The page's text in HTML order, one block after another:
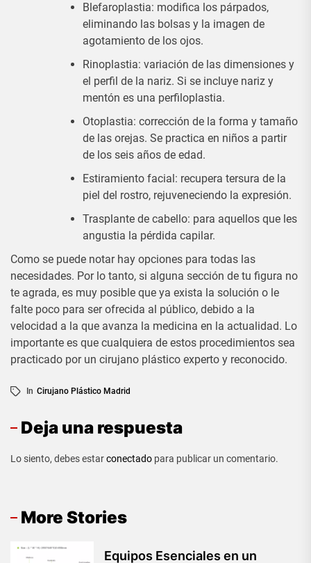
Blefaroplastia: modifica los párpados,
eliminando las bolsas y la imagen de
agotamiento de los ojos.
Rinoplastia: variación de las dimensiones y
el perfil de la nariz. Si se incluye nariz y
mentón es una perfiloplastia.
Otoplastia: corrección de la forma y tamaño
de las orejas. Se practica en niños a partir
de los seis años de edad.
Estiramiento facial: recupera tersura de la
piel del rostro, rejuveneciendo la expresión.
Trasplante de cabello: para aquellos que les
angustia la pérdida capilar.
Como se puede notar hay opciones para todas las
necesidades. Por lo tanto, si alguna sección de tu figura no
te agrada, es muy posible que ya exista la solución o le
falte poco para ser ofrecida al público, debido a la
velocidad a la que avanza la medicina en la actualidad. Lo
importante es que cualquiera de estos procedimientos sea
practicado por un cirujano plástico experto y reconocido.
In Cirujano Plástico Madrid
Deja una respuesta
Lo siento, debes estarconectado para publicar un comentario.
More Stories
Equipos Esenciales en un